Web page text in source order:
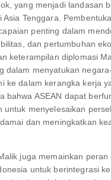
yang menjadi landasan
Tenggara.
penting dalam
dan pertumbuhan
keterampilan diplomasi
dalam menyatukan
ke dalam kerangka kerja
bahwa ASEAN dapat
untuk menyelesaikan
dan meningkatkan
juga memainkan peran
untuk berintegrasi